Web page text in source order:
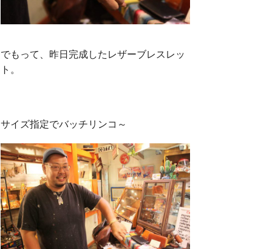
でもって、昨日完成したレザーブレスレッ
ト。
サイズ指定でバッチリンコ～